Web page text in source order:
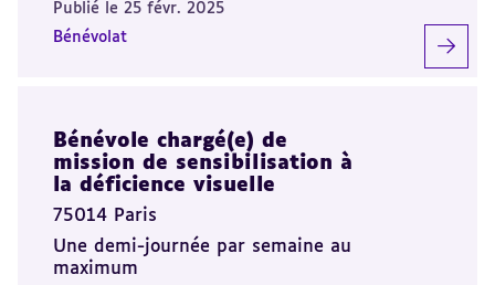
Publié le 25 févr. 2025
Bénévolat
Bénévole chargé(e) de
mission de sensibilisation à
la déficience visuelle
75014 Paris
Une demi-journée par semaine au
maximum